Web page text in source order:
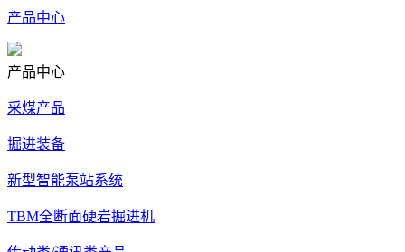
产品中心
产品中心
采煤产品
掘进装备
新型智能泵站系统
TBM全断面硬岩掘进机